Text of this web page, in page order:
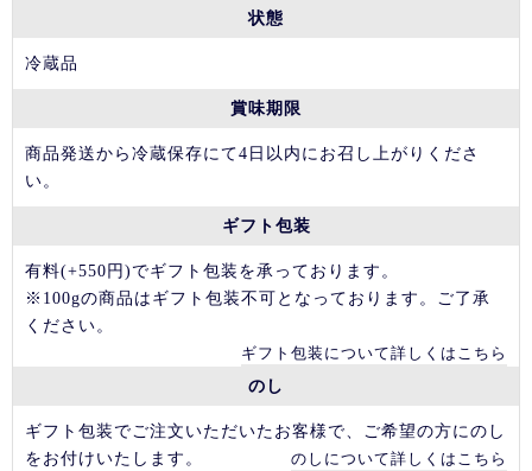
状態
冷蔵品
賞味期限
商品発送から冷蔵保存にて4日以内にお召し上がりくださ
い。
ギフト包装
有料(+550円)でギフト包装を承っております。
※100gの商品はギフト包装不可となっております。ご了承
ください。
ギフト包装について詳しくはこちら
のし
ギフト包装でご注文いただいたお客様で、ご希望の方にのし
をお付けいたします。
のしについて詳しくはこちら